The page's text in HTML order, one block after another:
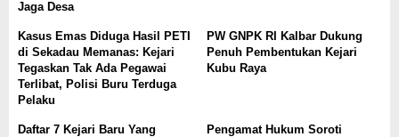
Jaga Desa
Kasus Emas Diduga Hasil PETI
di Sekadau Memanas: Kejari
Tegaskan Tak Ada Pegawai
Terlibat, Polisi Buru Terduga
Pelaku
PW GNPK RI Kalbar Dukung
Penuh Pembentukan Kejari
Kubu Raya
Daftar 7 Kejari Baru Yang
Pengamat Hukum Soroti